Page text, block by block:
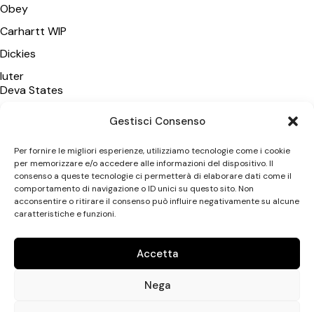
Gestisci Consenso
Per fornire le migliori esperienze, utilizziamo tecnologie come i cookie
per memorizzare e/o accedere alle informazioni del dispositivo. Il
consenso a queste tecnologie ci permetterà di elaborare dati come il
comportamento di navigazione o ID unici su questo sito. Non
acconsentire o ritirare il consenso può influire negativamente su alcune
caratteristiche e funzioni.
Accetta
Nega
Obey
Carhartt WIP
Dickies
Iuter
Deva States
Vans
New Amsterdam SA
CATEGORIE
Donna